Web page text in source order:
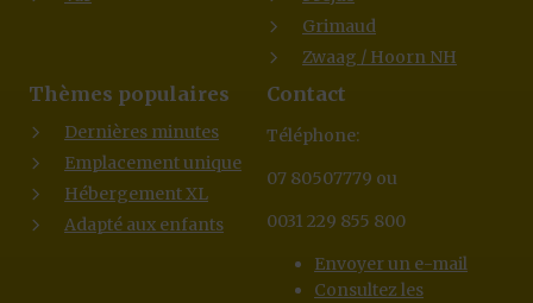
Grimaud
Zwaag / Hoorn NH
Thèmes populaires
Dernières minutes
Emplacement unique
Hébergement XL
Adapté aux enfants
Contact
Téléphone:
07 80507779 ou
0031 229 855 800
Envoyer un e-mail
Consultez les